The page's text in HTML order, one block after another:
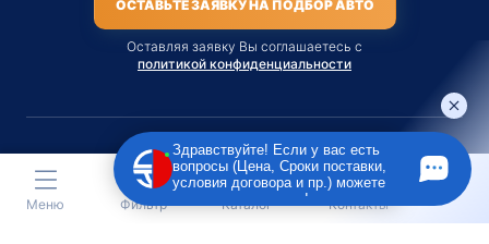
ОСТАВЬТЕ ЗАЯВКУ НА ПОДБОР АВТО
Оставляя заявку Вы соглашаетесь с
политикой конфиденциальности
Материалы данного сайта являются публичной офертой
только на услугу сопровождения Агентом приобретения
транспортного средства Клиентом.
Меню Фильтр Каталог Контакты
Здравствуйте! Если у вас есть
вопросы (Цена, Сроки поставки,
условия договора и пр.) можете
задать их мне в чат!